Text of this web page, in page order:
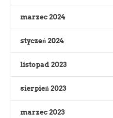
marzec 2024
styczeń 2024
listopad 2023
sierpień 2023
marzec 2023